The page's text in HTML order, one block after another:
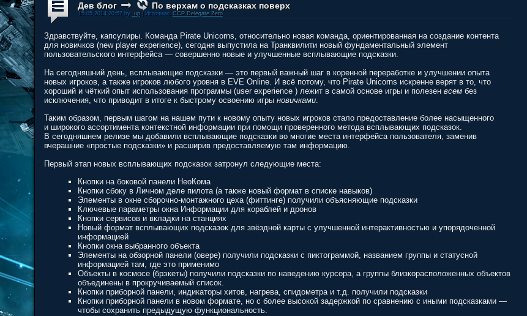
Дев блог По верхам о подсказках поверх
15.05.2014 20:57 by .up| Источник: CCP Delegate Zero
Здравствуйте, капсулиры. Команда Pirate Unicorns, относительно новая команда, ориентированная на создание контента
для новичков (new player experience), сегодня выпустила на Транквилити новый фундаментальный элемент
пользовательского интерфейса — совершенно новые и улучшенные всплывающие подсказки.
На сегодняшний день, всплывающие подсказки — это первый важный шаг в коренной переработке и улучшении опыта
новых игроков, а также игроков любого уровня в EVE Online. И всё потому, что Pirate Unicorns искренне верят в то, что
хороший и чёткий опыт использования программы (user experience ) лежит в самой основе игры и полезен всем без
исключения, что приводит в итоге к быстрому освоению игры новичками
Таким образом, первым шагом на нашем пути к новому опыту новых игроков стало предоставление более насыщенного
и широкого ассортимента контекстной информации при помощи проверенного метода всплывающих подсказок.
В сегодняшнем релизе мы добавили всплывающие подсказки во многие места интерфейса пользователя, заменив
вчерашние «простые подсказки» и расширив предоставляемую там информацию.
Первый этап новых всплывающих подсказок затронул следующие места:
Кнопки на боковой панели НеоКома
Кнопки сбоку в Личном деле пилота (а также новый формат в списке навыков)
Элементы в окне сборочно-монтажного цеха (фиттинге) получили объясняющие подсказки
Ключевые параметры окна Информации для кораблей и дронов
Кнопки сервисов и вкладки на станциях
Новый формат всплывающих подсказок для звёздной карты с улучшенной интерактивностью и упорядоченной
информацией
Кнопки окна выбранного объекта
Элементы на обзорной панели (овере) получили подсказки с пиктограммой, названием группы и статусной
информацией там, где это применимо
Объекты в космосе (брэкеты) получили подсказки по наведению курсора, а группы близкорасположенных объектов
объединены в прокручиваемый список.
Кнопки приборной панели, индикаторы хитов, нагрева, спидометра и т.д. получили подсказки
Кнопки приборной панели в новом формате, но с более высокой задержкой по сравнению с иными подсказками —
чтобы сохранить предыдущую функциональность.